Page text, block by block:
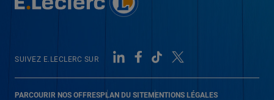
PARCOURIR NOS OFFRESPLAN DU SITEMENTIONS LÉGALES
SUIVEZ E.LECLERC SUR